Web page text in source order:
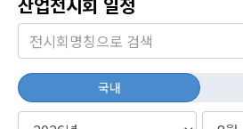
국내